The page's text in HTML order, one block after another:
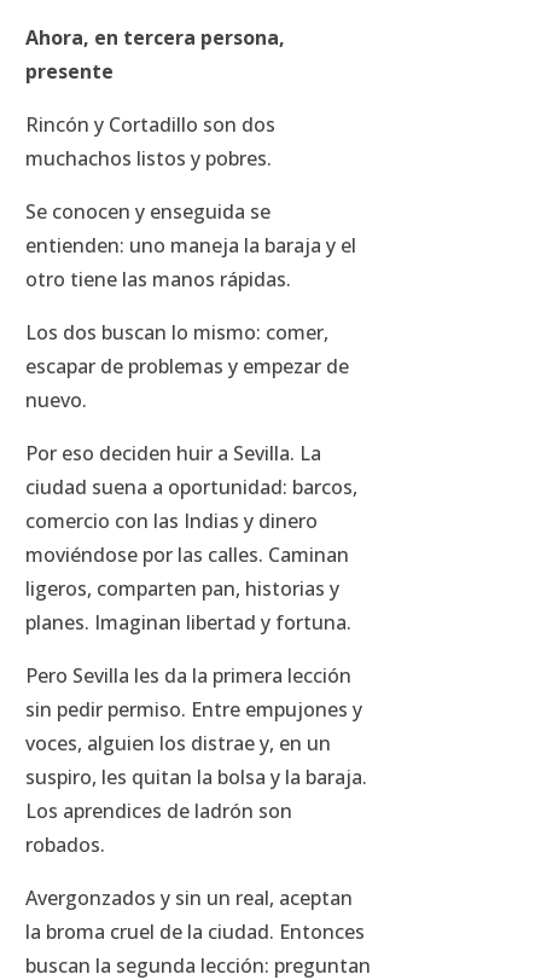
Ahora, en tercera persona,
presente
Rincón y Cortadillo son dos
muchachos listos y pobres.
Se conocen y enseguida se
entienden: uno maneja la baraja y el
otro tiene las manos rápidas.
Los dos buscan lo mismo: comer,
escapar de problemas y empezar de
nuevo.
Por eso deciden huir a Sevilla. La
ciudad suena a oportunidad: barcos,
comercio con las Indias y dinero
moviéndose por las calles. Caminan
ligeros, comparten pan, historias y
planes. Imaginan libertad y fortuna.
Pero Sevilla les da la primera lección
sin pedir permiso. Entre empujones y
voces, alguien los distrae y, en un
suspiro, les quitan la bolsa y la baraja.
Los aprendices de ladrón son
robados.
Avergonzados y sin un real, aceptan
la broma cruel de la ciudad. Entonces
buscan la segunda lección: preguntan